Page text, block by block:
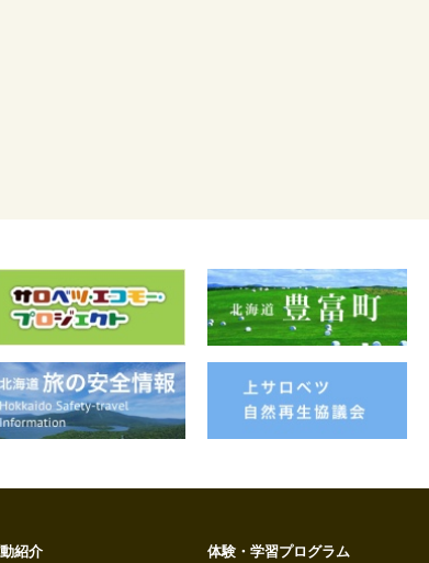
紹介
体験・学習プログラム